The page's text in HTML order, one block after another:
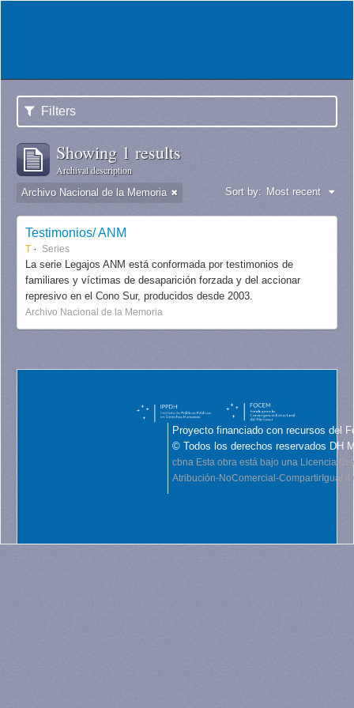
Filters
Showing 1 results
Archival description
Archivo Nacional de la Memoria Sort by: Most recent
Testimonios/ ANM
T Series
La serie Legajos ANM está conformada por testimonios de
familiares y víctimas de desaparición forzada y del accionar
represivo en el Cono Sur, producidos desde 2003.
Archivo Nacional de la Memoria
Proyecto financiado con recursos del
© Todos los derechos reservados DH
cbna Esta obra está bajo una Licencia
Atribución-NoComercial-CompartirIgual